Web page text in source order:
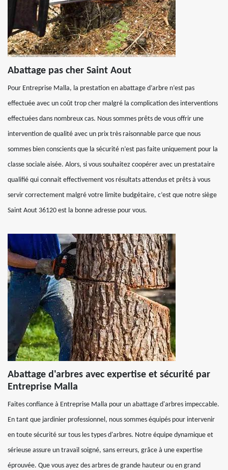
Abattage pas cher Saint Aout
Pour Entreprise Malla, la prestation en abattage d’arbre n’est pas
effectuée avec un coût trop cher malgré la complication des interventions
effectuées dans nombreux cas. Nous sommes prêts de vous offrir une
intervention de qualité avec un prix très raisonnable parce que nous
sommes bien conscients que la sécurité n’est pas faite uniquement pour la
classe sociale aisée. Alors, si vous souhaitez coopérer avec un prestataire
qualifié qui connait effectivement vos résultats attendus et prêts à vous
servir correctement malgré votre limite budgétaire, c’est que notre siège
Saint Aout 36120 est la bonne adresse pour vous.
Abattage d'arbres avec expertise et sécurité par
Entreprise Malla
Faites confiance à Entreprise Malla pour un abattage d'arbres impeccable.
En tant que jardinier professionnel, nous sommes équipés pour intervenir
en toute sécurité sur tous les types d'arbres. Notre équipe dynamique et
sérieuse assure un travail soigné, sans erreurs, grâce à une expertise
éprouvée. Que vous ayez des arbres de grande hauteur ou en grand